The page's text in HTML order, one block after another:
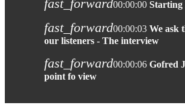
fast_forward00:00:00 Starting
fast_forward00:00:03 We ask
our listeners - The interview
fast_forward00:00:06 Gofred
point fo view